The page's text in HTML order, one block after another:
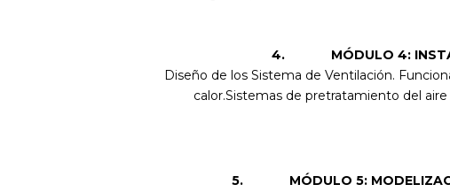
4. MÓDULO 4:
Diseño de los Sistema de Ventilación.
calor.Sistemas de pretratamiento del
5. MÓDULO 5: